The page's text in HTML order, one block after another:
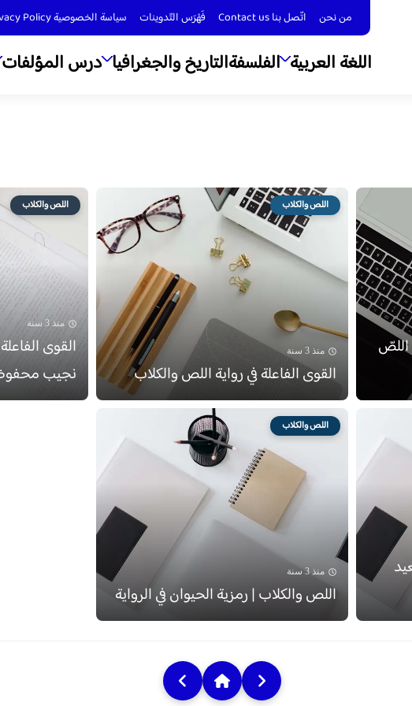
من نحن اتّصل بنا Contact us فَهْرَس التّدوينات سياسة الخصوصية Privacy Policy
اللغة العربية الفلسفةالتاريخ والجغرافيا درس المؤلفات
اللصّ
اللص والكلاب
منذ 3 سنة
القوى الفاعلة في رواية اللص والكلاب
اللص والكلاب
منذ 3 سنة
القوى
نجيب
اللص والكلاب
منذ 3 سنة
اللص والكلاب | رمزية الحيوان في الرواية